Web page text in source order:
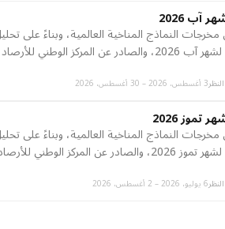
آب 2026
مخرجات النماذج المناخية العالمية، وبناءً على
الوطني للأرصاد الجوية.
3 أغسطس، 2026 – 30 أغسطس، 2026
2026
مخرجات النماذج المناخية العالمية، وبناءً على
المركز الوطني للأرصاد الجوي…
6 يوليو، 2026 – 2 أغسطس، 2026